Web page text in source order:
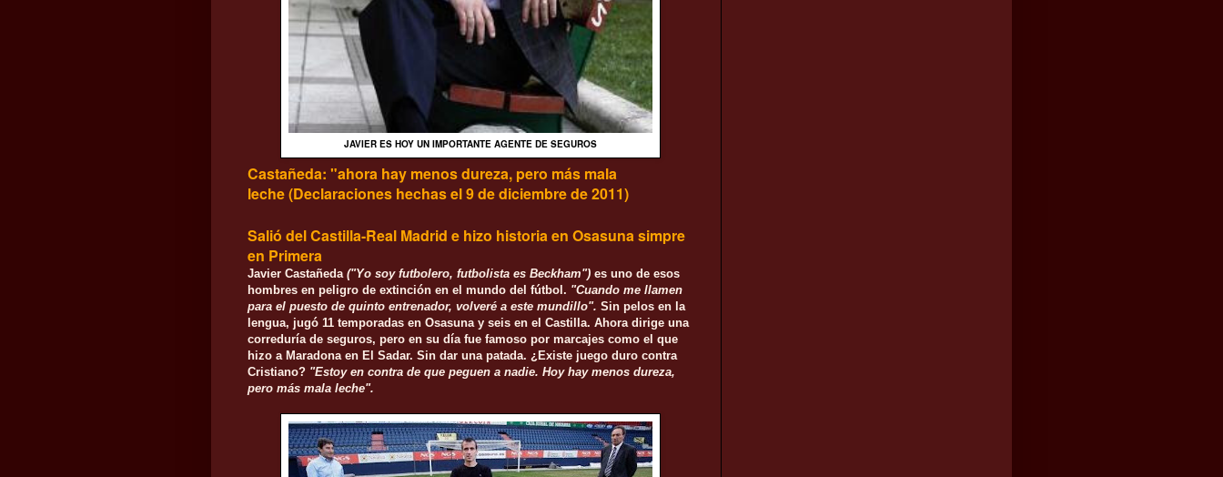
JAVIER ES HOY UN IMPORTANTE AGENTE DE SEGUROS
Castañeda: "ahora hay menos dureza, pero más mala
leche(Declaraciones hechas el 9 de diciembre de 2011)
Salió del Castilla-Real Madrid e hizo historia en Osasuna simpre
en Primera
Javier Castañeda ("Yo soy futbolero, futbolista es Beckham") es uno de esos
hombres en peligro de extinción en el mundo del fútbol. "Cuando me llamen
para el puesto de quinto entrenador, volveré a este mundillo". Sin pelos en la
lengua, jugó 11 temporadas en Osasuna y seis en el Castilla. Ahora dirige una
correduría de seguros, pero en su día fue famoso por marcajes como el que
hizo a Maradona en El Sadar. Sin dar una patada. ¿Existe juego duro contra
Cristiano? "Estoy en contra de que peguen a nadie. Hoy hay menos dureza,
pero más mala leche".